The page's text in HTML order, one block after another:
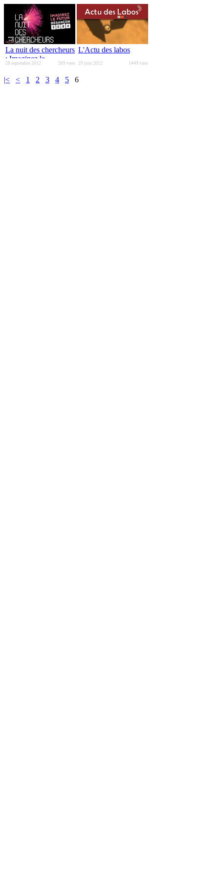
La nuit des chercheurs
: Imaginez le
Besançon du futur !
28 septembre 2012 269 vues
L'Actu des labos
29 juin 2012 1449 vues
|< < 1 2 3 4 5 6